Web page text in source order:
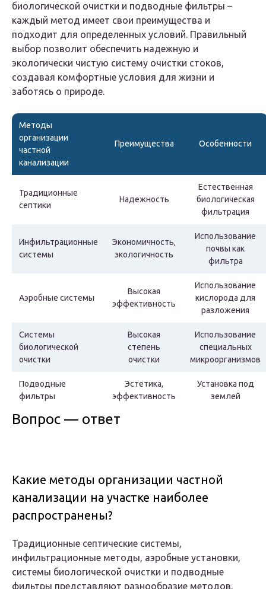
биологической очистки и подводные фильтры –
каждый метод имеет свои преимущества и
подходит для определенных условий. Правильный
выбор позволит обеспечить надежную и
экологически чистую систему очистки стоков,
создавая комфортные условия для жизни и
заботясь о природе.
Методы
организации
частной
канализации
Преимущества Особенности
Традиционные
септики
Надежность
Естественная
биологическая
фильтрация
Инфильтрационные
системы
Экономичность,
экологичность
Использование
почвы как
фильтра
Аэробные системы
Высокая
эффективность
Использование
кислорода для
разложения
Системы
биологической
очистки
Высокая
степень
очистки
Использование
специальных
микроорганизмов
Подводные
фильтры
Эстетика,
эффективность
Установка под
землей
Вопрос — ответ
Какие методы организации частной
канализации на участке наиболее
распространены?
Традиционные септические системы,
инфильтрационные методы, аэробные установки,
системы биологической очистки и подводные
фильтры представляют разнообразие методов,